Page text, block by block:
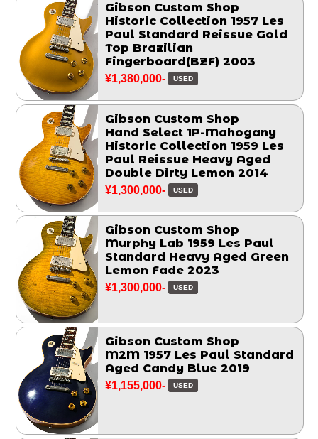
Gibson Custom Shop
Historic Collection 1957 Les
Paul Standard Reissue Gold
Top Brazilian
Fingerboard(BZF) 2003
¥1,380,000- USED
Gibson Custom Shop
Hand Select 1P-Mahogany
Historic Collection 1959 Les
Paul Reissue Heavy Aged
Double Dirty Lemon 2014
¥1,300,000- USED
Gibson Custom Shop
Murphy Lab 1959 Les Paul
Standard Heavy Aged Green
Lemon Fade 2023
¥1,300,000- USED
Gibson Custom Shop
M2M 1957 Les Paul Standard
Aged Candy Blue 2019
¥1,155,000- USED